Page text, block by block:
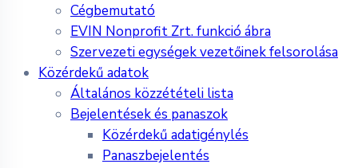
Cégbemutató
EVIN Nonprofit Zrt. funkció ábra
Szervezeti egységek vezetőinek felsorolása
Közérdekű adatok
Általános közzétételi lista
Bejelentések és panaszok
Közérdekű adatigénylés
Panaszbejelentés